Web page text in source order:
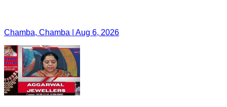
Chamba, Chamba | Aug 6, 2026